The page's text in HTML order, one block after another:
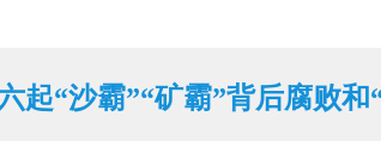
起“沙霸”“矿霸”背后腐败和